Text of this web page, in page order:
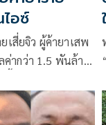
อซ์
สี่ยจิว ผู้ค้ายาเสพ
ากว่า 1.5 พันล้าน
ง